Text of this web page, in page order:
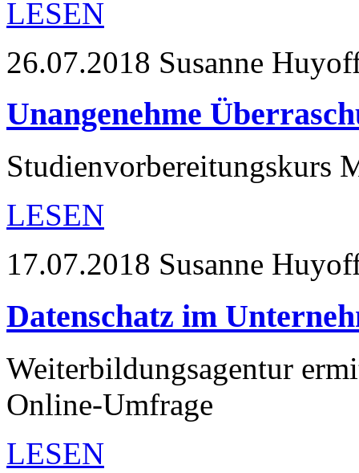
LESEN
26.07.2018 Susanne
Unangenehme
Studienvorbereitungskurs
LESEN
17.07.2018 Susanne
Datenschatz im
Weiterbildungsagentur
Online-Umfrage
LESEN